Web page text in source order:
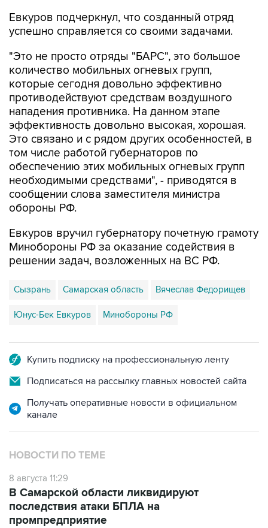
Евкуров подчеркнул, что созданный отряд
успешно справляется со своими задачами.
"Это не просто отряды "БАРС", это большое
количество мобильных огневых групп,
которые сегодня довольно эффективно
противодействуют средствам воздушного
нападения противника. На данном этапе
эффективность довольно высокая, хорошая.
Это связано и с рядом других особенностей, в
том числе работой губернаторов по
обеспечению этих мобильных огневых групп
необходимыми средствами", - приводятся в
сообщении слова заместителя министра
обороны РФ.
Евкуров вручил губернатору почетную грамоту
Минобороны РФ за оказание содействия в
решении задач, возложенных на ВС РФ.
Сызрань Самарская область Вячеслав Федорищев
Юнус-Бек Евкуров Минобороны РФ
Купить подписку на профессиональную ленту
Подписаться на рассылку главных новостей сайта
Получать оперативные новости в официальном
канале
НОВОСТИ ПО ТЕМЕ
8 августа 11:29
В Самарской области ликвидируют
последствия атаки БПЛА на
промпредприятие